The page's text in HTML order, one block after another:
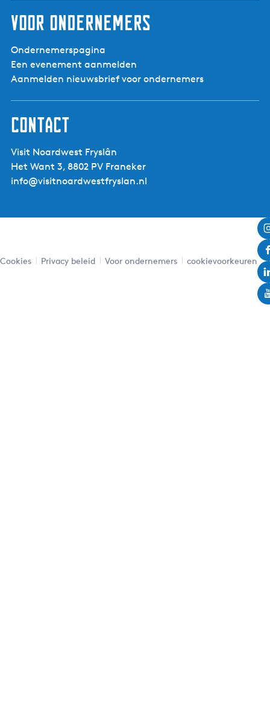
Powered by Esri | Esri, HERE, Garmin, USGS, Intermap, INCREMENT P, NRCAN, Esri Japan, METI,
Voor ondernemers
Ondernemerspagina
Een evenement aanmelden
Aanmelden nieuwsbrief voor ondernemers
Contact
Visit Noardwest Fryslân
Het Want 3, 8802 PV Franeker
info@visitnoardwestfryslan.nl
Cookies Privacy beleid Voor ondernemers cookievoorkeuren